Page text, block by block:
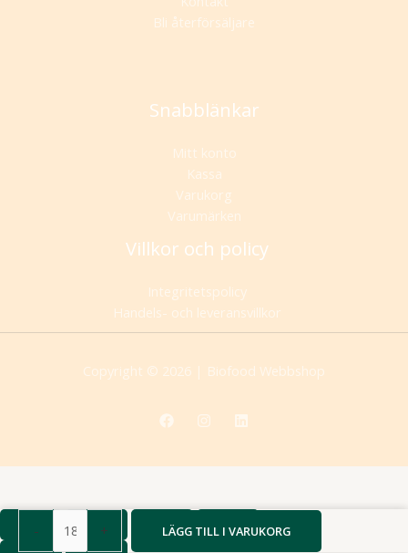
Bli återförsäljare
Snabblänkar
Mitt konto
Kassa
Varukorg
Varumärken
Villkor och policy
Integritetspolicy
Handels- och leveransvillkor
Copyright © 2026 | Biofood Webbshop
- + LÄGG TILL I VARUKORG